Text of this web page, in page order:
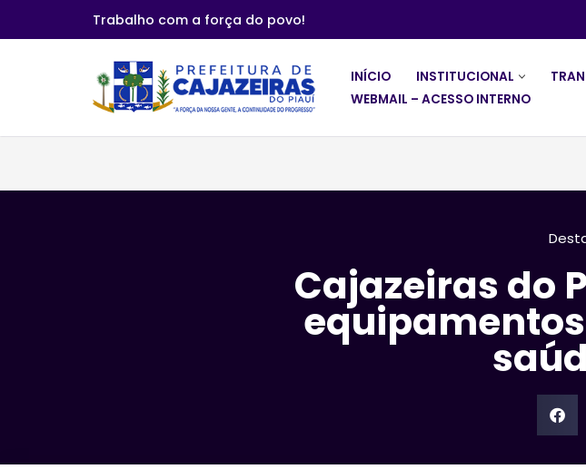
Trabalho com a força do povo!
INÍCIO INSTITUCIONAL
WEBMAIL – ACESSO INTERNO
Cajazeiras do